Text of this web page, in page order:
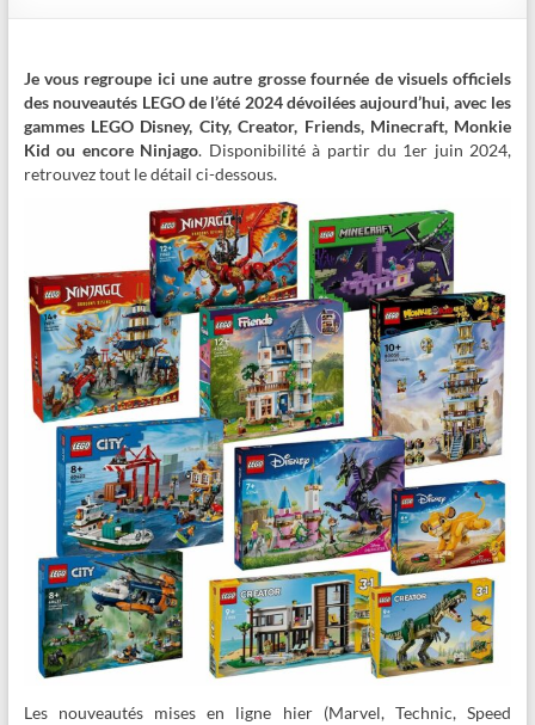
Je vous regroupe ici une autre grosse fournée de visuels officiels
des nouveautés LEGO de l’été 2024 dévoilées aujourd’hui, avec les
gammes LEGO Disney, City, Creator, Friends, Minecraft, Monkie
Kid ou encore Ninjago. Disponibilité à partir du 1er juin 2024,
retrouvez tout le détail ci-dessous.
Les nouveautés mises en ligne hier (Marvel, Technic, Speed